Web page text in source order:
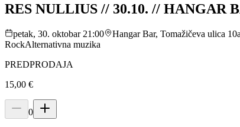
RES NULLIUS // 30.10. // HANGAR
petak, 30. oktobar 21:00 Hangar Bar, Tomažičeva ulica
RockAlternativna muzika
PREDPRODAJA
15,00 €
0